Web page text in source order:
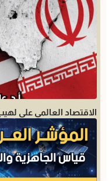
الاقتصاد العالمي على